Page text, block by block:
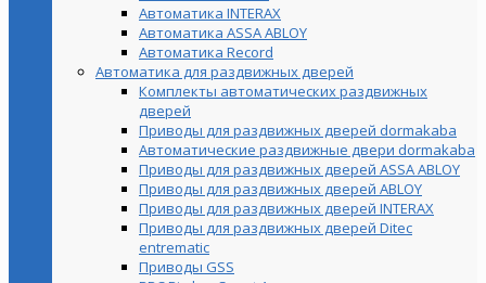
Автоматика INTERAX
Автоматика ASSA ABLOY
Автоматика Record
Автоматика для раздвижных дверей
Комплекты автоматических раздвижных
дверей
Приводы для раздвижных дверей dormakaba
Автоматические раздвижные двери dormakaba
Приводы для раздвижных дверей ASSA ABLOY
Приводы для раздвижных дверей ABLOY
Приводы для раздвижных дверей INTERAX
Приводы для раздвижных дверей Ditec
entrematic
Приводы GSS